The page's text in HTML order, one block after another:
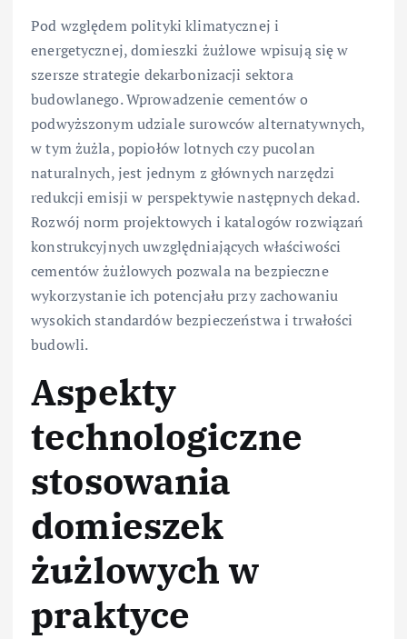
Pod względem polityki klimatycznej i
energetycznej, domieszki żużlowe wpisują się w
szersze strategie dekarbonizacji sektora
budowlanego. Wprowadzenie cementów o
podwyższonym udziale surowców alternatywnych,
w tym żużla, popiołów lotnych czy pucolan
naturalnych, jest jednym z głównych narzędzi
redukcji emisji w perspektywie następnych dekad.
Rozwój norm projektowych i katalogów rozwiązań
konstrukcyjnych uwzględniających właściwości
cementów żużlowych pozwala na bezpieczne
wykorzystanie ich potencjału przy zachowaniu
wysokich standardów bezpieczeństwa i trwałości
budowli.
Aspekty
technologiczne
stosowania
domieszek
żużlowych w
praktyce